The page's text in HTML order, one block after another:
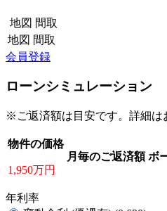
地図 間取
地図 間取
会員登録
ローンシミュレーション
※ご返済額は目安です。詳細は
物件の価格
1,950万円
月毎のご返済額 ボ
年利率